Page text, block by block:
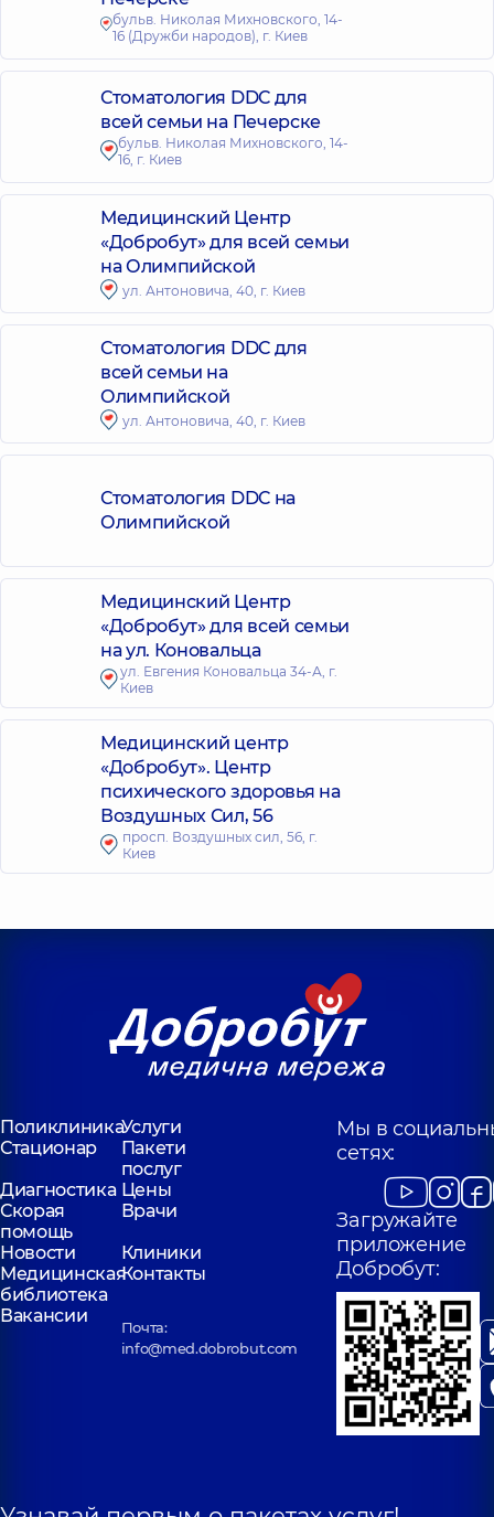
бульв. Николая Михновского, 14-
16 (Дружби народов), г. Киев
Стоматология DDC для
всей семьи на Печерске
бульв. Николая Михновского, 14-
16, г. Киев
Медицинский Центр
«Добробут» для всей семьи
на Олимпийской
ул. Антоновича, 40, г. Киев
Стоматология DDC для
всей семьи на
Олимпийской
ул. Антоновича, 40, г. Киев
Стоматология DDC на
Олимпийской
Медицинский Центр
«Добробут» для всей семьи
на ул. Коновальца
ул. Евгения Коновальца 34-А, г.
Киев
Медицинский центр
«Добробут». Центр
психического здоровья на
Воздушных Сил, 56
просп. Воздушных сил, 56, г.
Киев
ПоликлиникаУслуги
Стационар
Пакети
послуг
Диагностика Цены
Скорая
помощь
Врачи
Новости
Клиники
Медицинская
библиотека
Контакты
Вакансии
Почта:
info@med.dobrobut.com
Мы в
сетях:
Загружайте
приложение
Добробут: